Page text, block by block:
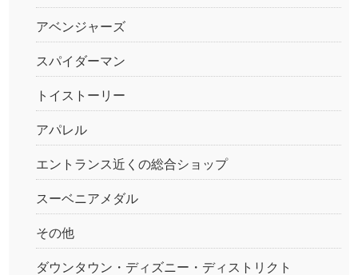
アベンジャーズ
スパイダーマン
トイストーリー
アパレル
エントランス近くの総合ショップ
スーベニアメダル
その他
ダウンタウン・ディズニー・ディストリクト